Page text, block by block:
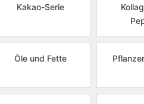
Kakao-Serie
Öle und Fette